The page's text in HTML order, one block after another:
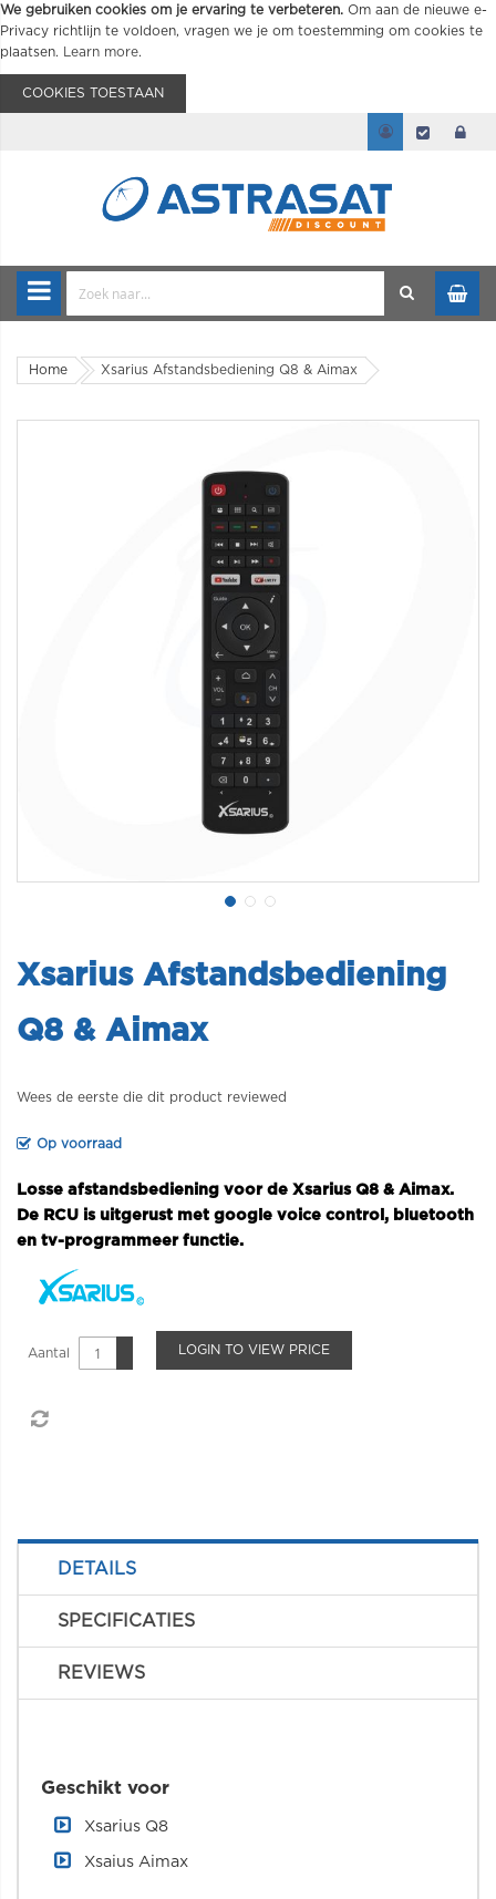
We gebruiken cookies om je ervaring te verbeteren. Om aan de nieuwe e-
Privacy richtlijn te voldoen, vragen we je om toestemming om cookies te
plaatsen.
Learn more.
COOKIES TOESTAAN
Home Xsarius Afstandsbediening Q8 & Aimax
Xsarius Afstandsbediening
Q8 & Aimax
Wees de eerste die dit product reviewed
Op voorraad
Losse afstandsbediening voor de Xsarius Q8 & Aimax.
De RCU is uitgerust met google voice control, bluetooth
en tv-programmeer functie.
Aantal LOGIN TO VIEW PRICE
DETAILS
SPECIFICATIES
REVIEWS
Geschikt voor
Xsarius Q8
Xsaius Aimax